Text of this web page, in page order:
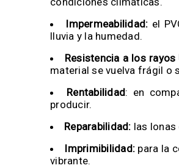
Impermeabilidad: el
lluvia y la humedad.
Resistencia a los rayos
material se vuelva frágil o
Rentabilidad: en
producir.
Reparabilidad: las lonas
Imprimibilidad: para la
vibrante.